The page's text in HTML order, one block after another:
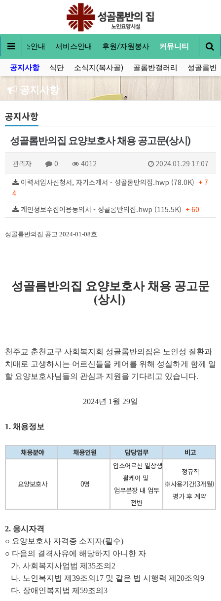
입소안내 서비스안내 후원/자원봉사 커뮤니티
공지사항 식단 소식지(복사골) 골롬반갤러리 성골롬반
공지사항
공지사항
성골롬반의집 요양보호사 채용 공고문(상시)
관리자 0 4012
2024.01.29 17:07
이력서입사신청서, 자기소개서 - 성골롬반의집.hwp (78.0K) + 7
4
개인정보수집이용동의서 - 성골롬반의집.hwp (115.5K) + 60
성골롬반의집 공고 2024-01-08호
성골롬반의집 요양보호사 채용 공고문
(상시)
천주교 춘천교구 사회복지회 성골롬반의집은 노인성 질환과
치매로 고생하시는 어르신들을 케어를 위해 성실하게 함께 일
할 요양보호사님들의 관심과 지원을 기다리고 있습니다.
2024년 1월 29일
1. 채용정보
채용분야 채용인원 담당업무 비고
요양보호사 0명
입소어르신 일상생
활케어 및
업무분장 내 업무
전반
정규직
※사용기간(3개월)
평가 후 계약
2. 응시자격
○ 요양보호사 자격증 소지자(필수)
○ 다음의 결격사유에 해당하지 아니한 자
가. 사회복지사업법 제35조의2
나. 노인복지법 제39조의17 및 같은 법 시행력 제20조의9
다. 장애인복지법 제59조의3